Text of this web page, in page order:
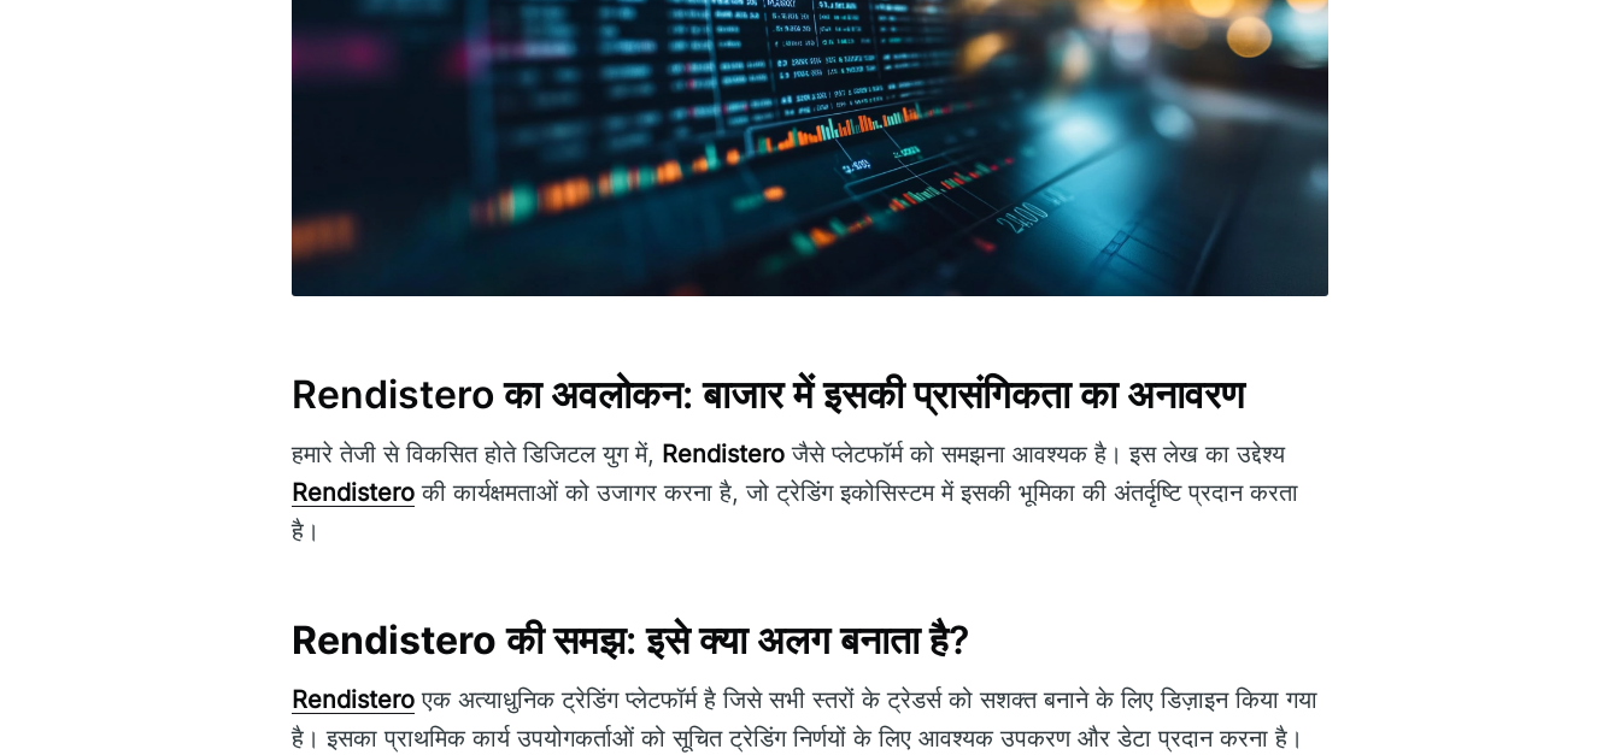
Rendistero का अवलोकन: बाजार में इसकी प्रासंगिकता का अनावरण
हमारे तेजी से विकसित होते डिजिटल युग में, Rendistero जैसे प्लेटफॉर्म को समझना आवश्यक है। इस लेख का उद्देश्य
Rendistero की कार्यक्षमताओं को उजागर करना है, जो ट्रेडिंग इकोसिस्टम में इसकी भूमिका की अंतर्दृष्टि प्रदान करता
है।
Rendistero की समझ: इसे क्या अलग बनाता है?
Rendistero एक अत्याधुनिक ट्रेडिंग प्लेटफॉर्म है जिसे सभी स्तरों के ट्रेडर्स को सशक्त बनाने के लिए डिज़ाइन किया गया
है। इसका प्राथमिक कार्य उपयोगकर्ताओं को सूचित ट्रेडिंग निर्णयों के लिए आवश्यक उपकरण और डेटा प्रदान करना है।